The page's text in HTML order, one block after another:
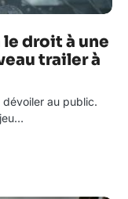
droit à une
trailer à
dévoiler au public.